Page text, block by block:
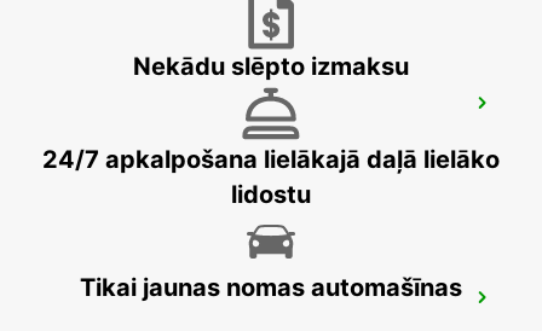
STAMBULA SABIHA GOKCEN STARPT
ISTANBUL - TURKEY
KOCAELI IZMIT
Nekādu slēpto izmaksu
24/7 apkalpošana lielākajā daļā lielāko
lidostu
Tikai jaunas nomas automašīnas